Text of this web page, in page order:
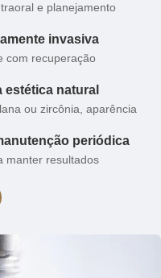
e planejamento
invasiva
com recuperação
estética natural
ou zircônia, aparência
periódica
manter resultados